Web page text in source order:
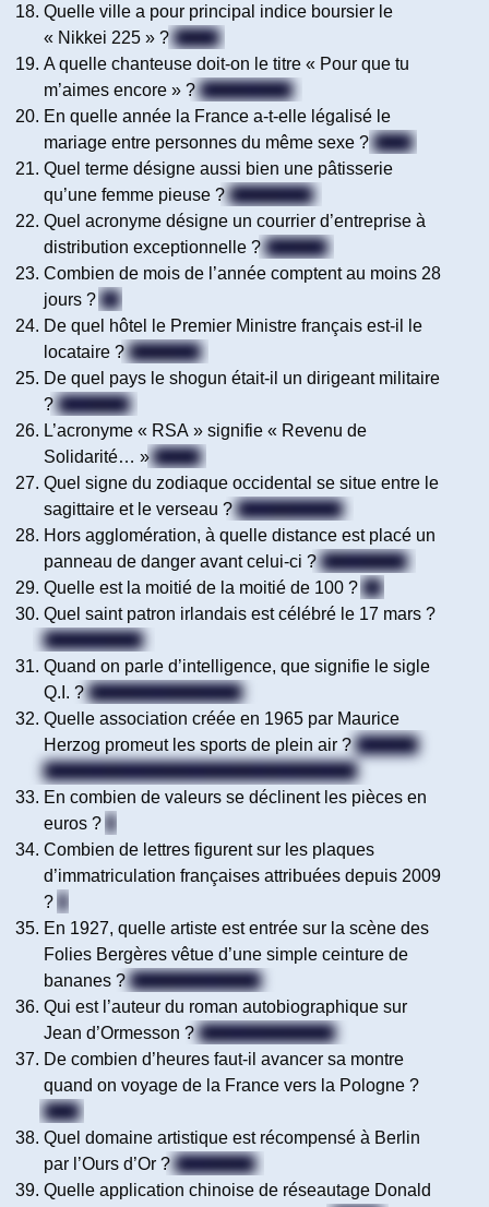
Quelle ville a pour principal indice boursier le
« Nikkei 225 » ? Tokyo
A quelle chanteuse doit-on le titre « Pour que tu
m’aimes encore » ? Céline Dion
En quelle année la France a-t-elle légalisé le
mariage entre personnes du même sexe ? 2013
Quel terme désigne aussi bien une pâtisserie
qu’une femme pieuse ? Religieuse
Quel acronyme désigne un courrier d’entreprise à
distribution exceptionnelle ? CEDEX
Combien de mois de l’année comptent au moins 28
jours ? 12
De quel hôtel le Premier Ministre français est-il le
locataire ? Matignon
De quel pays le shogun était-il un dirigeant militaire
? Le Japon
L’acronyme « RSA » signifie « Revenu de
Solidarité… »Active
Quel signe du zodiaque occidental se situe entre le
sagittaire et le verseau ? Le capricorne
Hors agglomération, à quelle distance est placé un
panneau de danger avant celui-ci ? 150 mètres
Quelle est la moitié de la moitié de 100 ? 25
Quel saint patron irlandais est célébré le 17 mars ?
Saint-Patrick
Quand on parle d’intelligence, que signifie le sigle
Q.I. ? Quotient intellectuel
Quelle association créée en 1965 par Maurice
Herzog promeut les sports de plein air ? L’UCPA
(Union des Centres Sportifs de Plein Air)
En combien de valeurs se déclinent les pièces en
euros ? 8
Combien de lettres figurent sur les plaques
d’immatriculation françaises attribuées depuis 2009
? 4
En 1927, quelle artiste est entrée sur la scène des
Folies Bergères vêtue d’une simple ceinture de
bananes ? Joséphine Baker
Qui est l’auteur du roman autobiographique sur
Jean d’Ormesson ? Jean d’Ormesson
De combien d’heures faut-il avancer sa montre
quand on voyage de la France vers la Pologne ?
Zéro
Quel domaine artistique est récompensé à Berlin
par l’Ours d’Or ? Le cinéma
Quelle application chinoise de réseautage Donald